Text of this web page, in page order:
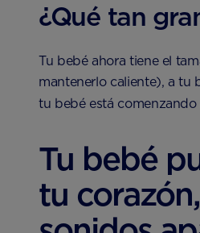
¿Qué tan
Tu bebé ahora tiene el
mantenerlo caliente), a tu
tu bebé está comenzando
Tu bebé
tu